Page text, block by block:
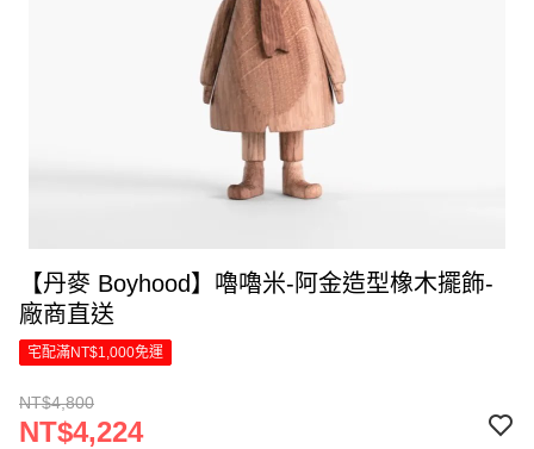
【丹麥 Boyhood】嚕嚕米-阿金造型橡木擺飾-
廠商直送
宅配滿NT$1,000免運
NT$4,800
NT$4,224